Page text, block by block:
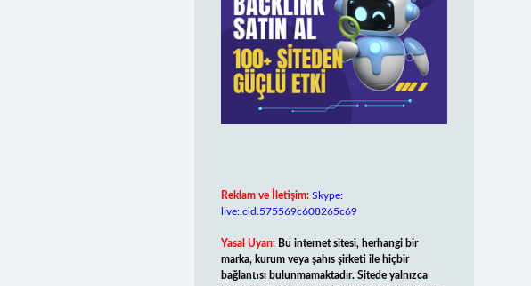
Reklam ve İletişim: Skype:
live:.cid.575569c608265c69
Yasal Uyarı: Bu internet sitesi, herhangi bir
marka, kurum veya şahıs şirketi ile hiçbir
bağlantısı bulunmamaktadır. Sitede yalnızca